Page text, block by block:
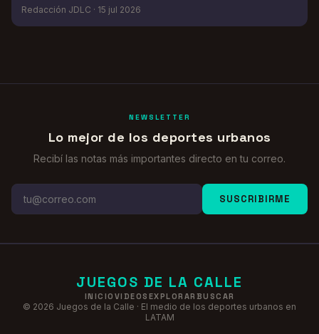
Redacción JDLC · 15 jul 2026
NEWSLETTER
Lo mejor de los deportes urbanos
Recibí las notas más importantes directo en tu correo.
SUSCRIBIRME
JUEGOS DE LA CALLE
INICIO VIDEOS EXPLORAR BUSCAR
© 2026 Juegos de la Calle · El medio de los deportes urbanos en
LATAM